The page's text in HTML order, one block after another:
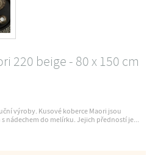
220 beige - 80 x 150 cm
výroby. Kusové koberce Maori jsou
nádechem do melírku. Jejich předností je...